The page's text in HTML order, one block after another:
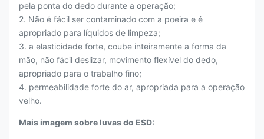
pela ponta do dedo durante a operação;
2. Não é fácil ser contaminado com a poeira e é
apropriado para líquidos de limpeza;
3. a elasticidade forte, coube inteiramente a forma da
mão, não fácil deslizar, movimento flexível do dedo,
apropriado para o trabalho fino;
4. permeabilidade forte do ar, apropriada para a operação
velho.
Mais imagem sobre luvas do ESD: